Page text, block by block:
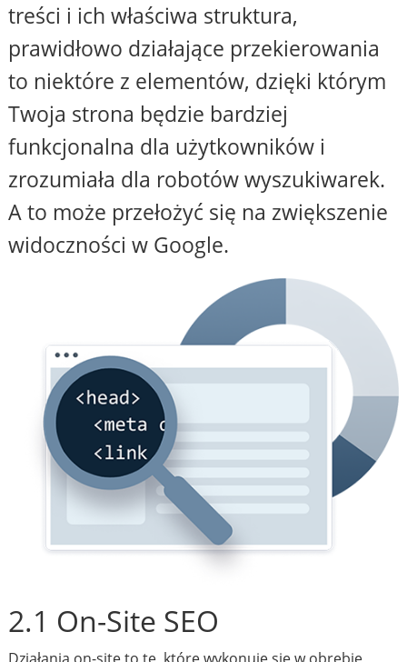
treści i ich właściwa struktura,
prawidłowo działające przekierowania
to niektóre z elementów, dzięki którym
Twoja strona będzie bardziej
funkcjonalna dla użytkowników i
zrozumiała dla robotów wyszukiwarek.
A to może przełożyć się na zwiększenie
widoczności w Google.
2.1 On-Site SEO
Działania on-site to te, które wykonuje się w obrębie